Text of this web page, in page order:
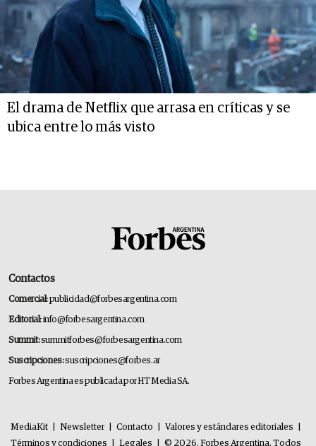
El drama de Netflix que arrasa en críticas y se
ubica entre lo más visto
Contactos
Comercial:publicidad@forbesargentina.com
Editorial:info@forbesargentina.com
Summit:summitforbes@forbesargentina.com
Suscripciones:suscripciones@forbes.ar
Forbes Argentina es publicada por HT Media SA.
MediaKit Newsletter Contacto Valores y estándares editoriales
Términos y condiciones
Legales © 2026. Forbes Argentina. Todos